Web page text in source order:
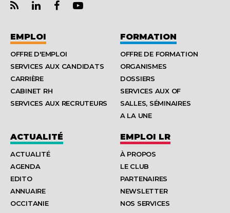
EMPLOI
OFFRE D'EMPLOI
SERVICES AUX CANDIDATS
CARRIÈRE
CABINET RH
SERVICES AUX RECRUTEURS
FORMATION
OFFRE DE FORMATION
ORGANISMES
DOSSIERS
SERVICES AUX OF
SALLES, SÉMINAIRES
A LA UNE
ACTUALITÉ
ACTUALITÉ
AGENDA
EDITO
ANNUAIRE
OCCITANIE
EMPLOI LR
À PROPOS
LE CLUB
PARTENAIRES
NEWSLETTER
NOS SERVICES